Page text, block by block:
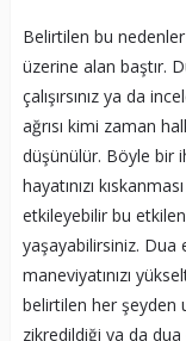
Belirtilen bu
üzerine alan baştır.
çalışırsınız ya da
ağrısı kimi zaman
düşünülür. Böyle bir
hayatınızı
etkileyebilir bu
yaşayabilirsiniz. Dua
maneviyatınızı
belirtilen her şeyden
zikredildiği ya da